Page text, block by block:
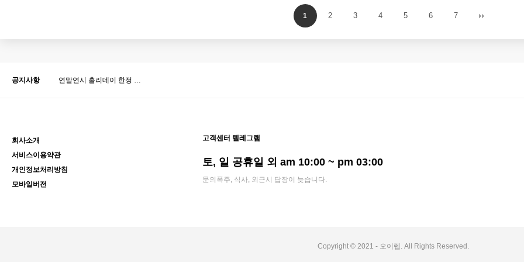
1 2 3 4 5 6 7
공지사항 연말연시 홀리데이 한정 …
회사소개
서비스이용약관
개인정보처리방침
모바일버전
고객센터 텔레그램
토, 일 공휴일 외 am 10:00 ~ pm 03:00
문의폭주, 식사, 외근시 답장이 늦습니다.
Copyright © 2021 - 오이렙. All Rights Reserved.